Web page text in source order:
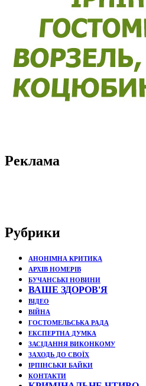
Реклама
Рубрики
АНОНІМНА КРИТИКА
АРХІВ НОМЕРІВ
БУЧАНСЬКІ НОВИНИ
ВАШЕ ЗДОРОВ'Я
ВІДЕО
ВІЙНА
ГОСТОМЕЛЬСЬКА РАДА
ЕКСПЕРТНА ДУМКА
ЗАСІДАННЯ ВИКОНКОМУ
ЗАХОДЬ ДО СВОЇХ
ІРПІНСЬКИ БАЙКИ
КОНТАКТИ